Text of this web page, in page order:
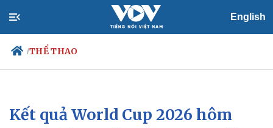
English
/THỂ THAO
Chính trị
Xã hội
Kết quả World Cup 2026 hôm